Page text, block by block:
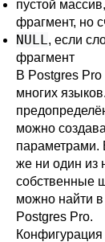
пустой
фрагмент, но
NULL, если
фрагмент
В Postgres Pro
многих
можно
параметрами.
же ни один из
собственные
можно найти в
Postgres Pro.
Конфигурация